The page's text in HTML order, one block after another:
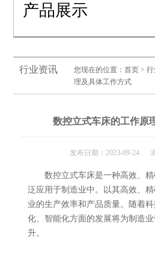
产品展示
行业资讯 您现在的位置：首页 >
理及具体工作方式
数控立式车床的工作原
发布日期：2023-09-24
数控立式车床是一种高效、精
泛应用于制造业中。以其高效、
业的生产效率和产品质量。随着
化、智能化方面的发展将为制造
升。